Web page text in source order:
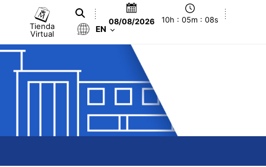
Tienda
Virtual
08/08/2026 10h : 05m : 08s
EN